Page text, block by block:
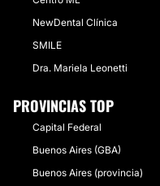
NewDental Clínica
SMILE
Dra. Mariela Leonetti
PROVINCIAS TOP
Capital Federal
Buenos Aires (GBA)
Buenos Aires (provincia)